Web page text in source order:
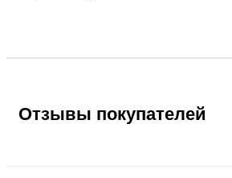
Отзывы покупателей